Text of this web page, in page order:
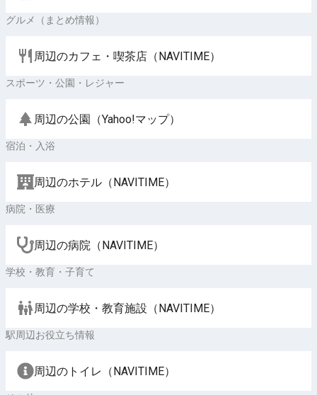
グルメ（まとめ情報）
周辺のカフェ・喫茶店（NAVITIME）
スポーツ・公園・レジャー
周辺の公園（Yahoo!マップ）
宿泊・入浴
周辺のホテル（NAVITIME）
病院・医療
周辺の病院（NAVITIME）
学校・教育・子育て
周辺の学校・教育施設（NAVITIME）
駅周辺お役立ち情報
周辺のトイレ（NAVITIME）